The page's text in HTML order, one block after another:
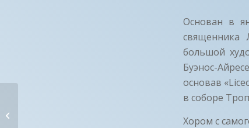
Основан в
священника
большой
Буэнос-
основав
в соборе
Хором с